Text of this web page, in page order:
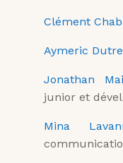
Clément
Aymeric
Jonathan
junior et
Mina